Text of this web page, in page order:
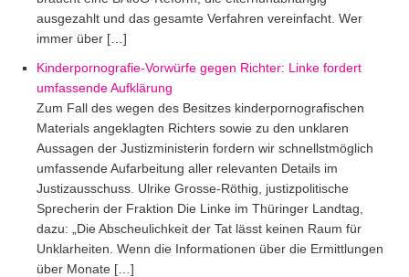
ausgezahlt und das gesamte Verfahren vereinfacht. Wer
immer über […]
Kinderpornografie-Vorwürfe gegen Richter: Linke fordert
umfassende Aufklärung
Zum Fall des wegen des Besitzes kinderpornografischen
Materials angeklagten Richters sowie zu den unklaren
Aussagen der Justizministerin fordern wir schnellstmöglich
umfassende Aufarbeitung aller relevanten Details im
Justizausschuss. Ulrike Grosse-Röthig, justizpolitische
Sprecherin der Fraktion Die Linke im Thüringer Landtag,
dazu: „Die Abscheulichkeit der Tat lässt keinen Raum für
Unklarheiten. Wenn die Informationen über die Ermittlungen
über Monate […]